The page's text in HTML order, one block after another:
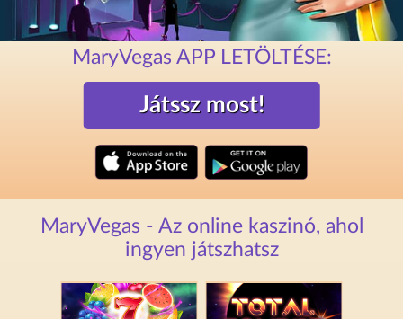
MaryVegas APP LETÖLTÉSE:
Játssz most!
MaryVegas - Az online kaszinó, ahol
ingyen játszhatsz